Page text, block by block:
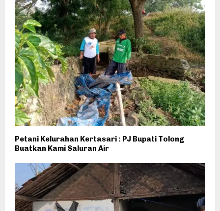
Petani Kelurahan Kertasari : PJ Bupati Tolong
Buatkan Kami Saluran Air